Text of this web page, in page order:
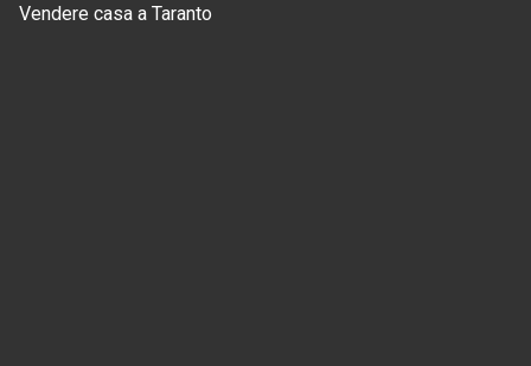
Vendere casa a Taranto